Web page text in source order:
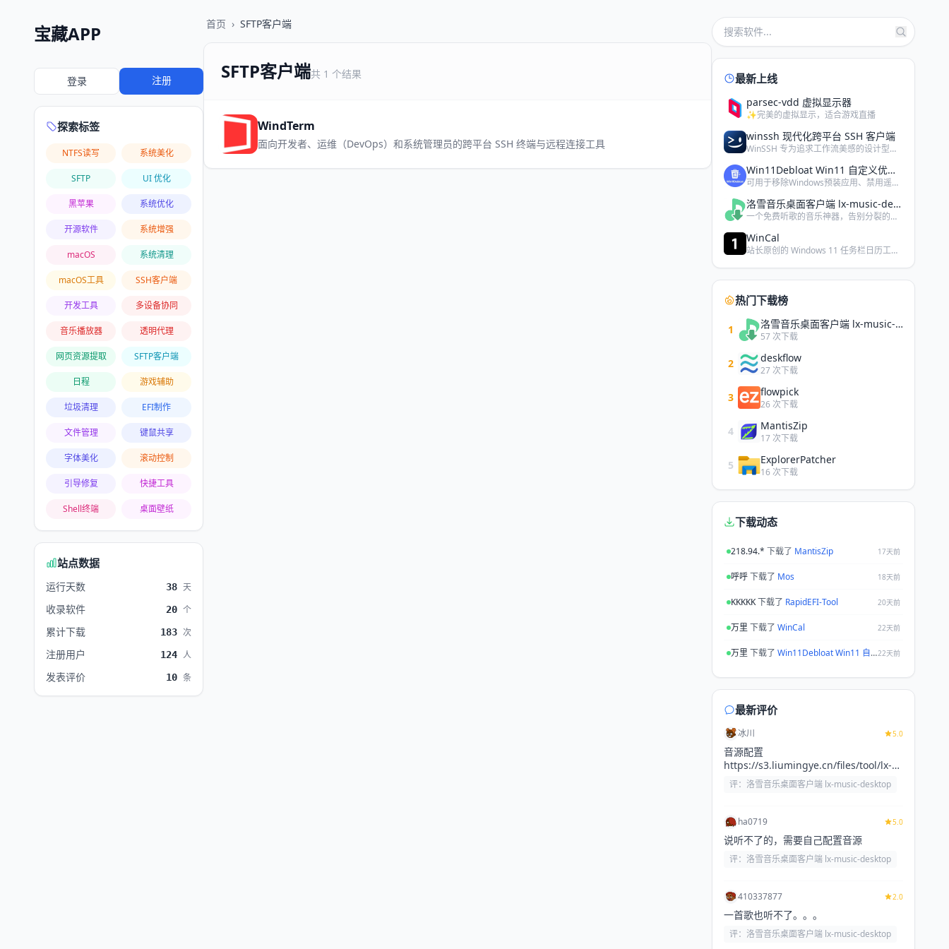
宝藏APP
登录 注册
探索标签
NTFS读写 系统美化
SFTP UI 优化
黑苹果 系统优化
开源软件 系统增强
macOS 系统清理
macOS工具 SSH客户端
开发工具 多设备协同
音乐播放器 透明代理
网页资源提取 SFTP客户端
日程 游戏辅助
垃圾清理 EFI制作
文件管理 键鼠共享
字体美化 滚动控制
引导修复 快捷工具
Shell终端 桌面壁纸
站点数据
运行天数 38 天
收录软件 20 个
累计下载 183 次
注册用户 124 人
发表评价 10 条
首页 › SFTP客户端
SFTP客户端共 1 个结果
WindTerm
面向开发者、运维（DevOps）和系统管理员的跨平台 SSH 终端与远程连接工具
最新上线
parsec-vdd 虚拟显示器
✨完美的虚拟显示，适合游戏直播
winssh 现代化跨平台 SSH 客户端
WinSSH 专为追求工作流美感的设计型运维与开发极客打造。…
Win11Debloat Win11 自定义优化软件
可用于移除Windows预装应用、禁用遥测功能，以及执行其他…
洛雪音乐桌面客户端 lx-music-desktop
一个免费听歌的音乐神器，告别分裂的平台音乐 VIP，需要自备…
WinCal
站长原创的 Windows 11 任务栏日历工具，此版本为小…
热门下载榜
1 洛雪音乐桌面客户端 lx-music-desktop
57 次下载
2 deskflow
27 次下载
3 flowpick
26 次下载
4 MantisZip
17 次下载
5 ExplorerPatcher
16 次下载
下载动态
小猴子下载了洛雪音乐桌面客户端 lx-music-desktop 24天前
1.193.*. 下载了
jiuer下载了洛雪音乐桌面客户端 lx-music-desktop 25天前
一只耳110 26天前
27566022下载了flowpick
lei下载了洛雪音乐桌面客户端 lx-music-desktop 27天前
铭下载了MantisZip
最新评价
冰川 5.0
音源配置
https://s3.liumingye.cn/files/tool/lx-
huibq.js
评：洛雪音乐桌面客户端 lx-music-desktop
ha0719 5.0
说听不了的，需要自己配置音源
评：洛雪音乐桌面客户端 lx-music-desktop
410337877 2.0
一首歌也听不了。。。
评：洛雪音乐桌面客户端 lx-music-desktop